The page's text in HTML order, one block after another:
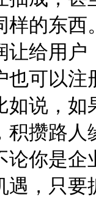
样的东
让给用
可以注
如说，
积攒路
你是企
遇，只